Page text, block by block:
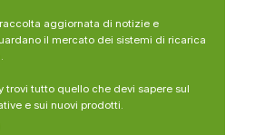
aggiornata di notizie e
il mercato dei sistemi di ricarica
trovi tutto quello che devi sapere sul
e sui nuovi prodotti.